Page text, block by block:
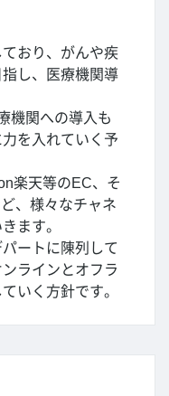
おり、がんや疾
し、医療機関導
機関への導入も
を入れていく予
楽天等のEC、そ
、様々なチャネ
ます。
ートに陳列して
ラインとオフラ
いく方針です。